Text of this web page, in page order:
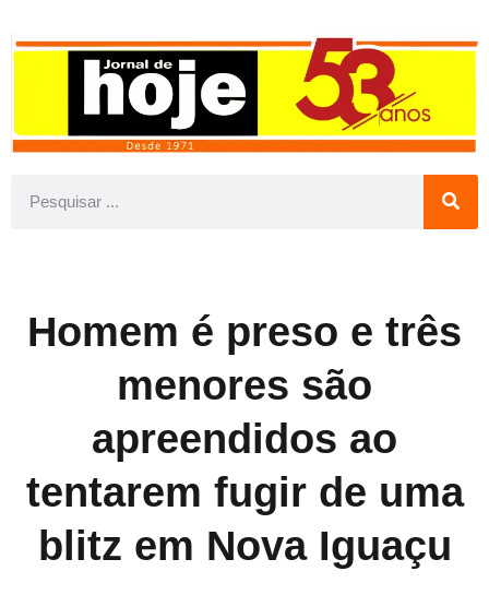
Homem é preso e três
menores são
apreendidos ao
tentarem fugir de uma
blitz em Nova Iguaçu